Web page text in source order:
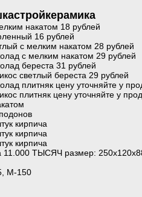
накатом 18 рублей
16 рублей
с мелким накатом 28 рублей
с мелким накатом 29 рублей
береста 31 рублей
светлый береста 29 рублей
плитняк цену уточняйте у
плитняк цену уточняйте у
кирпича
кирпича
кирпича
11.000 ТЫСЯЧ размер:
М-150